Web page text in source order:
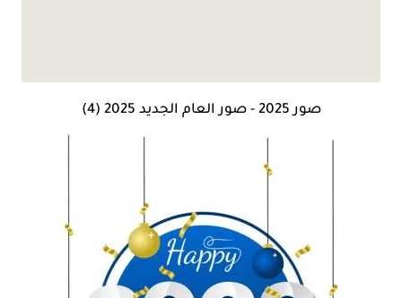
صور 2025 - صور العام الجديد 2025 (4)